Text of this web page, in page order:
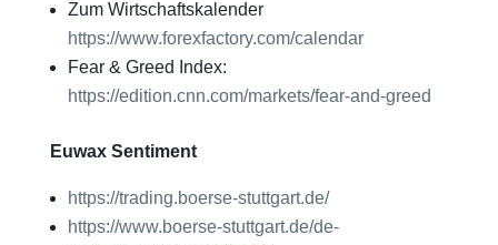
Zum Wirtschaftskalender
https://www.forexfactory.com/calendar
Fear & Greed Index:
https://edition.cnn.com/markets/fear-and-greed
Euwax Sentiment
https://trading.boerse-stuttgart.de/
https://www.boerse-stuttgart.de/de-